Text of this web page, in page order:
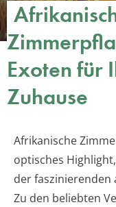
Exoten für
Zuhause
Afrikanische
optisches
der faszinierenden
Zu den beliebten